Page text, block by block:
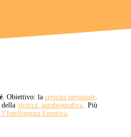
. Obiettivo: la crescita personale
dellaricerca autobiografica. Più
Emotiva